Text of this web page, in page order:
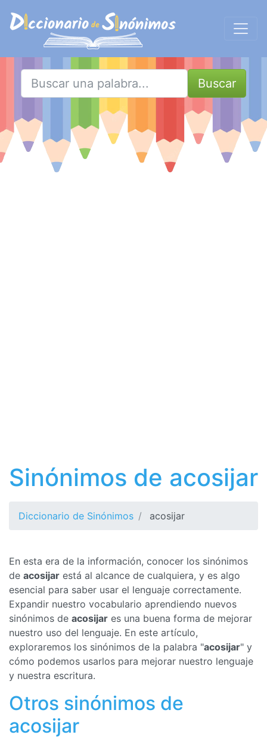
Buscar
Sinónimos de acosijar
Diccionario de Sinónimos acosijar
En esta era de la información, conocer los sinónimos
de acosijar está al alcance de cualquiera, y es algo
esencial para saber usar el lenguaje correctamente.
Expandir nuestro vocabulario aprendiendo nuevos
sinónimos de acosijar es una buena forma de mejorar
nuestro uso del lenguaje. En este artículo,
exploraremos los sinónimos de la palabra "acosijar" y
cómo podemos usarlos para mejorar nuestro lenguaje
y nuestra escritura.
Otros sinónimos de
acosijar